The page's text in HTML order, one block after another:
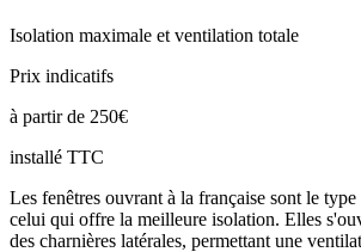
Isolation maximale et ventilation totale
Prix indicatifs
à partir de 250€
installé TTC
Les fenêtres ouvrant à la française sont le
celui qui offre la meilleure isolation. Elles
des charnières latérales, permettant une